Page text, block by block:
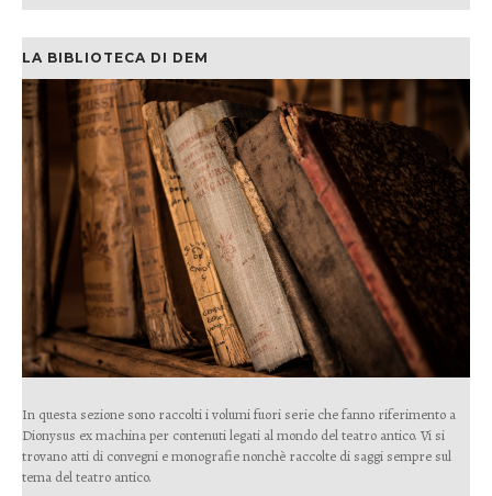
LA BIBLIOTECA DI DEM
In questa sezione sono raccolti i volumi fuori serie che fanno riferimento a
Dionysus ex machina per contenuti legati al mondo del teatro antico. Vi si
trovano atti di convegni e monografie nonchè raccolte di saggi sempre sul
tema del teatro antico.